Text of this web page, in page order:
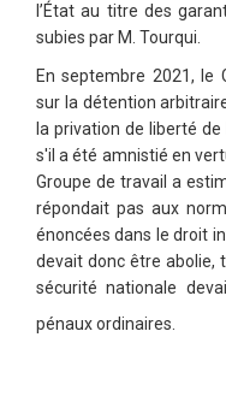
l’État au titre des
subies par M. Tourqui.
En septembre 2021, le
sur la détention
la privation de liberté
s'il a été amnistié en
Groupe de travail a
répondait pas aux
énoncées dans le droit
devait donc être abolie,
sécurité nationale
pénaux ordinaires.